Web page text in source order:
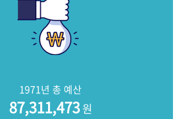
문서 기록물 행정박물
1971년 총 예산
87,311,473원